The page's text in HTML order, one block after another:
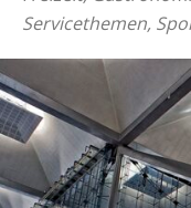
Servicethemen,